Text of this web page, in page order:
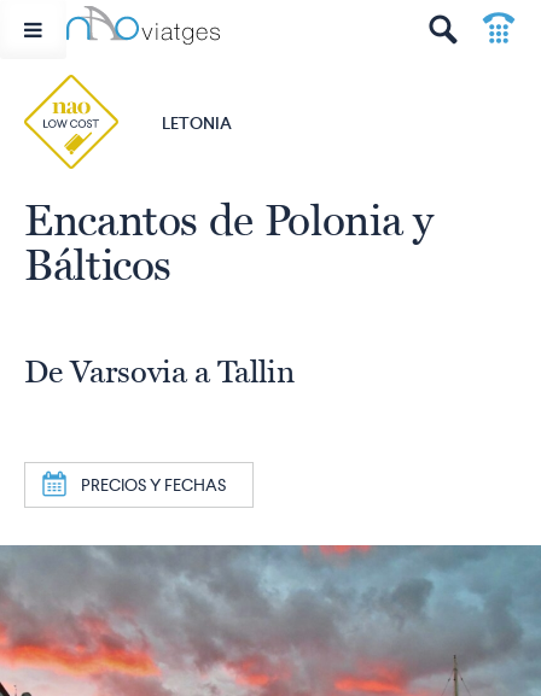
LETONIA
Encantos de Polonia y
Bálticos
De Varsovia a Tallin
a PRECIOS Y FECHAS
t
p